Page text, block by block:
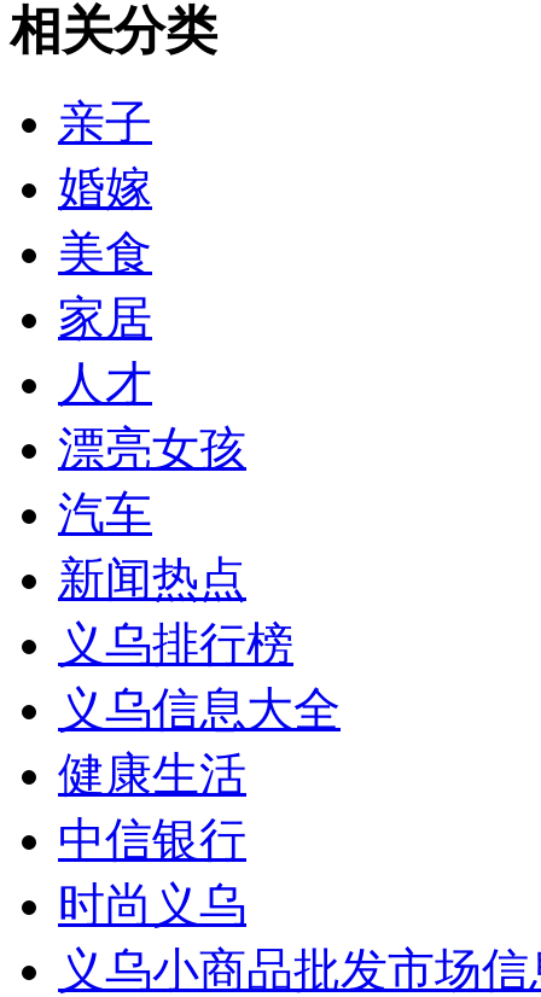
相关分类
亲子
婚嫁
美食
家居
人才
漂亮女孩
汽车
新闻热点
义乌排行榜
义乌信息大全
健康生活
中信银行
时尚义乌
义乌小商品批发市场